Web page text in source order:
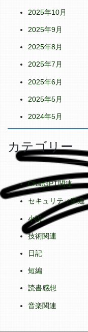
2025年10月
2025年9月
2025年8月
2025年7月
2025年6月
2025年5月
2024年5月
カテゴリー
ChatGPT関連
セキュリティ関連
小説
技術関連
日記
短編
読書感想
音楽関連